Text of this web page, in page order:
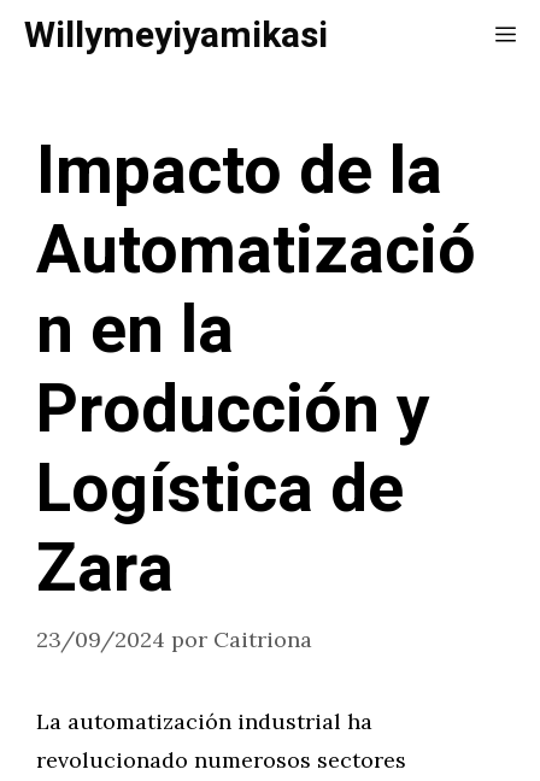
Saltar
Willymeyiyamikasi
Impacto de la
Automatizació
n en la
Producción y
Logística de
Zara
23/09/2024 por Caitriona
La automatización industrial ha
revolucionado numerosos sectores